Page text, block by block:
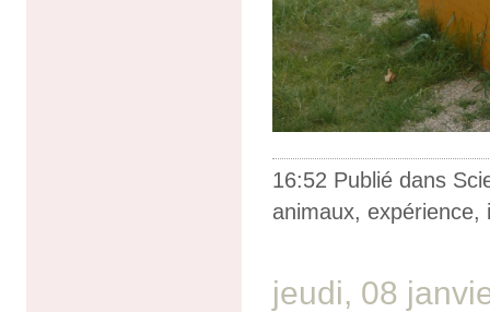
16:52 Publié dans
animaux, expérience,
jeudi, 08